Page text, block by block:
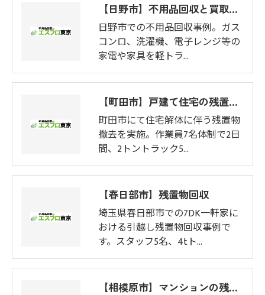
【日野市】不用品回収と買取査定
日野市での不用品回収事例。ガス
コンロ、洗濯機、電子レンジ等の
家電や家具を軽トラ…
【町田市】戸建て住宅の残置物撤去
町田市にて住宅解体に伴う残置物
撤去を実施。作業員7名体制で2日
間、2トントラック5…
【春日部市】残置物回収
埼玉県春日部市での7DK一軒家に
おける引越し残置物回収事例で
す。スタッフ5名、4tト…
【相模原市】マンションの残置物処分